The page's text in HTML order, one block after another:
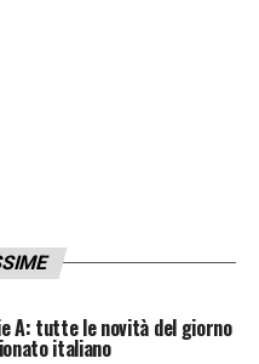
A: tutte le novità del giorno
italiano